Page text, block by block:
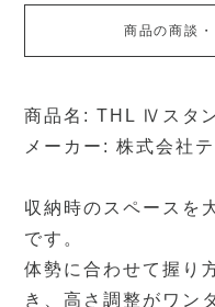
商品の商談
商品名: THL Ⅳスタ
メーカー: 株式会社
収納時のスペースを
です。
体勢に合わせて握り
き、高さ調整がワン